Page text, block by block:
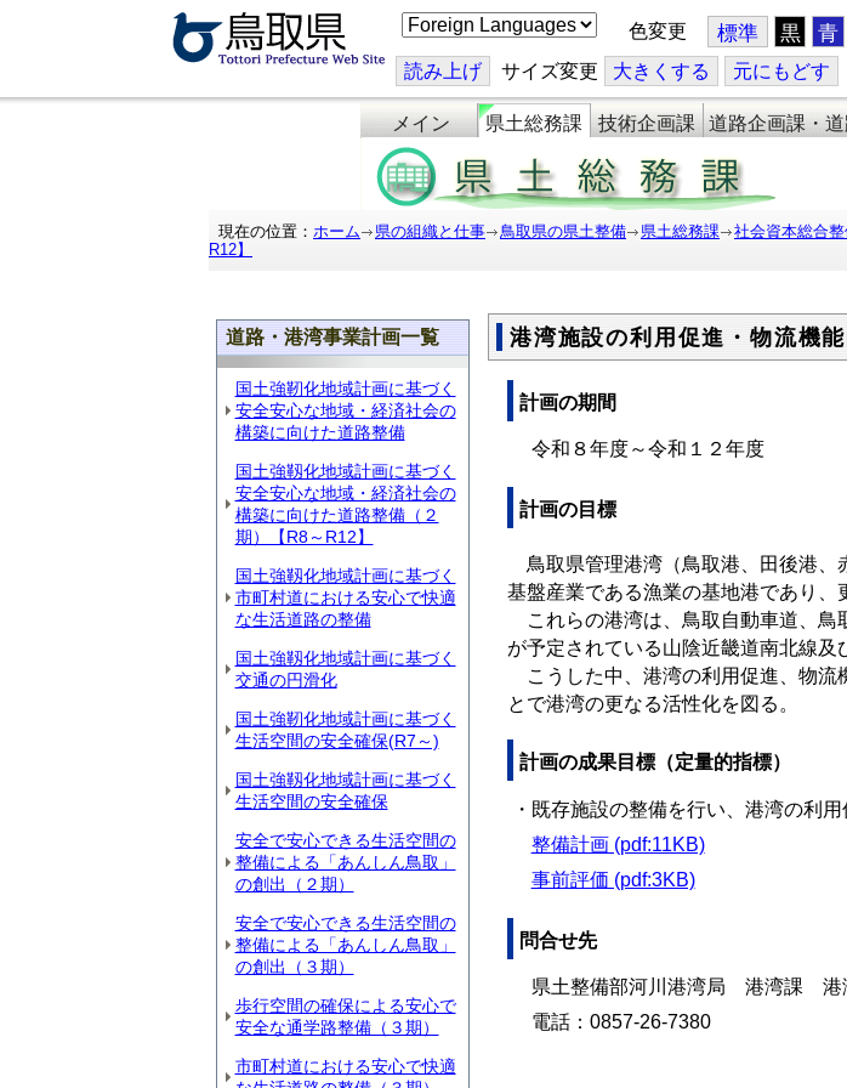
こ
の
ジ
を
翻
訳
す
る
色変更 標準 黒 青
読み上げ サイズ変更 大きくする 元にもどす
メイン 県土総務課 技術企画課 道路企画課・
現在の位置： ホーム 県の組織と仕事 鳥取県の県土整備 県土総務課 社会資本総合
R12】
道路・港湾事業計画一覧
国土強靭化地域計画に基づく
安全安心な地域・経済社会の
構築に向けた道路整備
国土強靱化地域計画に基づく
安全安心な地域・経済社会の
構築に向けた道路整備（２
期）【R8～R12】
国土強靱化地域計画に基づく
市町村道における安心で快適
な生活道路の整備
国土強靱化地域計画に基づく
交通の円滑化
国土強靭化地域計画に基づく
生活空間の安全確保(R7～)
国土強靱化地域計画に基づく
生活空間の安全確保
安全で安心できる生活空間の
整備による「あんしん鳥取」
の創出（２期）
安全で安心できる生活空間の
整備による「あんしん鳥取」
の創出（３期）
歩行空間の確保による安心で
安全な通学路整備（３期）
市町村道における安心で快適
港湾施設の利用促進・物流機
計画の期間
令和８年度～令和１２年度
計画の目標
鳥取県管理港湾（鳥取港、田後港、
基盤産業である漁業の基地港であり、
これらの港湾は、鳥取自動車道、鳥
が予定されている山陰近畿道南北線及
こうした中、港湾の利用促進、物流
とで港湾の更なる活性化を図る。
計画の成果目標（定量的指標）
・既存施設の整備を行い、港湾の利
整備計画 (pdf:11KB)
事前評価 (pdf:3KB)
問合せ先
県土整備部河川港湾局 港湾課 港
電話：0857-26-7380